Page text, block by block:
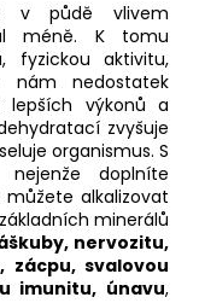
v půdě vlivem
méně. K tomu
fyzickou aktivitu,
nedostatek
lepších výkonů a
zvyšuje
organismus. S
nejenže doplníte
alkalizovat
minerálů
nervozitu,
zácpu, svalovou
imunitu, únavu,